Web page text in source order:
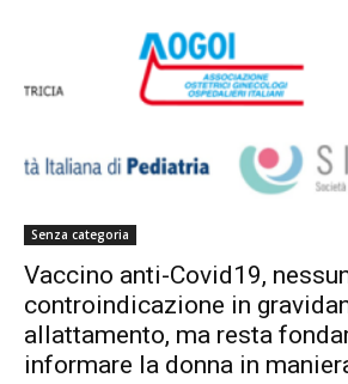
Senza categoria
Vaccino anti-Covid19,
controindicazione in
allattamento, ma resta
informare la donna in